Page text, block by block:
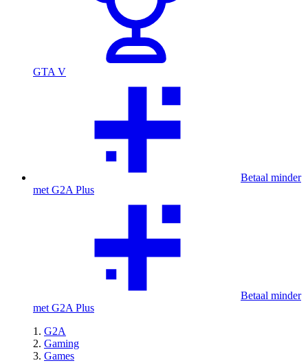
GTA V
Betaal minder
met G2A Plus
Betaal minder
met G2A Plus
G2A
Gaming
Games